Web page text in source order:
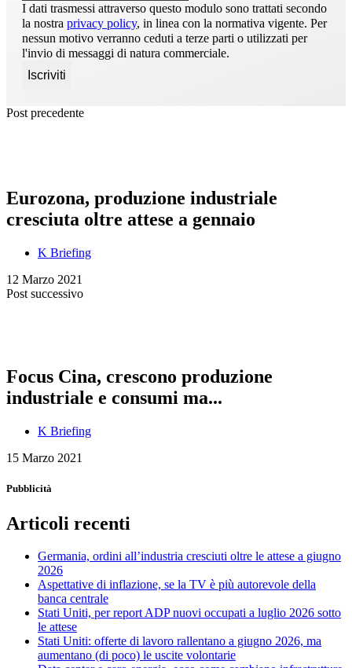
I dati trasmessi attraverso questo modulo sono trattati secondo
la nostra privacy policy, in linea con la normativa vigente. Per
nessun motivo verranno ceduti a terze parti o utilizzati per
l'invio di messaggi di natura commerciale.
Post precedente
Eurozona, produzione industriale
cresciuta oltre attese a gennaio
K Briefing
12 Marzo 2021
Post successivo
Focus Cina, crescono produzione
industriale e consumi ma...
K Briefing
15 Marzo 2021
Pubblicità
Articoli recenti
Germania, ordini all’industria cresciuti oltre le attese a giugno
2026
Aspettative di inflazione, se la TV è più autorevole della
banca centrale
Stati Uniti, per report ADP nuovi occupati a luglio 2026 sotto
le attese
Stati Uniti: offerte di lavoro rallentano a giugno 2026, ma
aumentano (di poco) le uscite volontarie